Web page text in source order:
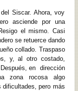
Siscar. Ahora, voy
asciende por una
el mismo. Casi
se retuerce dando
collado. Traspaso
y, al otro costado,
en dirección
zona rocosa algo
dificultades, pero más